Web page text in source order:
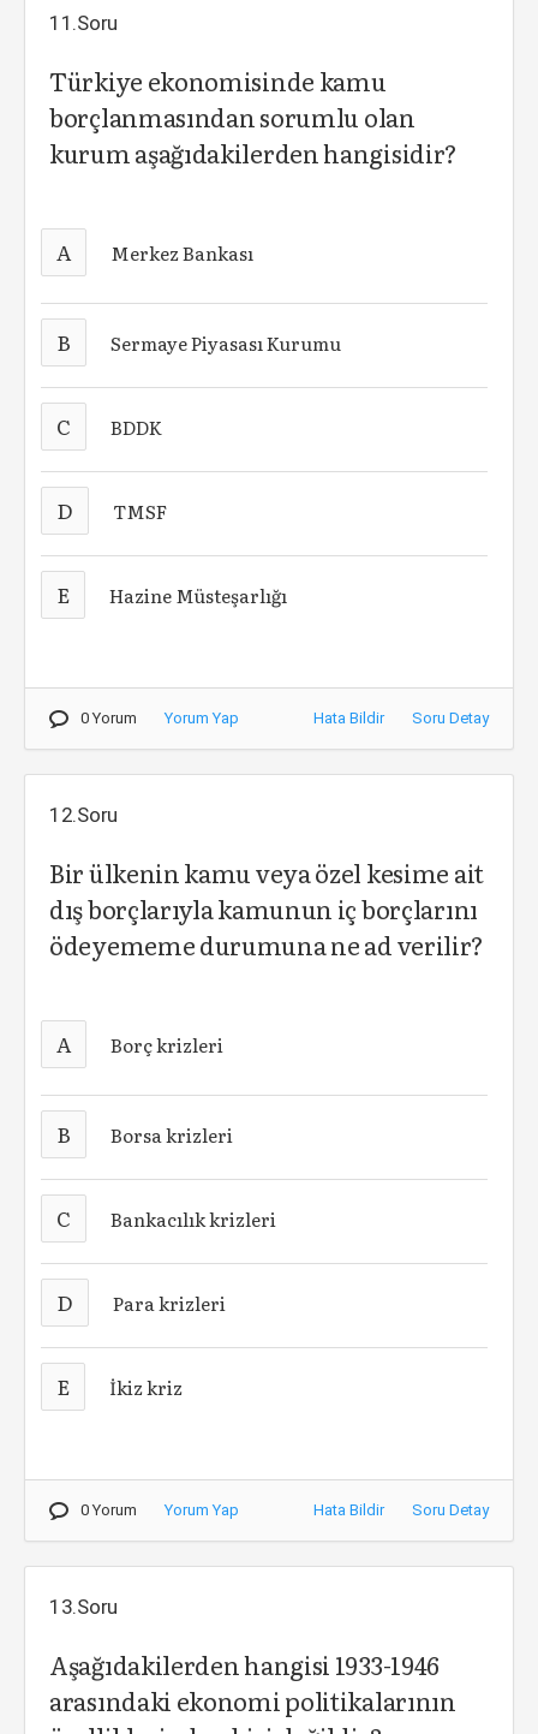
11.Soru
Türkiye ekonomisinde kamu
borçlanmasından sorumlu olan
kurum aşağıdakilerden hangisidir?
A Merkez Bankası
B Sermaye Piyasası Kurumu
C BDDK
D TMSF
E Hazine Müsteşarlığı
0 Yorum Yorum Yap Hata Bildir Soru Detay
12.Soru
Bir ülkenin kamu veya özel kesime ait
dış borçlarıyla kamunun iç borçlarını
ödeyememe durumuna ne ad verilir?
A Borç krizleri
B Borsa krizleri
C Bankacılık krizleri
D Para krizleri
E İkiz kriz
0 Yorum Yorum Yap Hata Bildir Soru Detay
13.Soru
Aşağıdakilerden hangisi 1933-1946
arasındaki ekonomi politikalarının